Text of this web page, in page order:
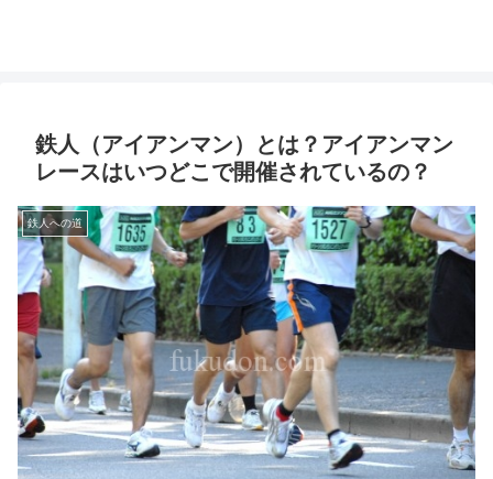
鉄人（アイアンマン）とは？アイアンマン
レースはいつどこで開催されているの？
鉄人への道